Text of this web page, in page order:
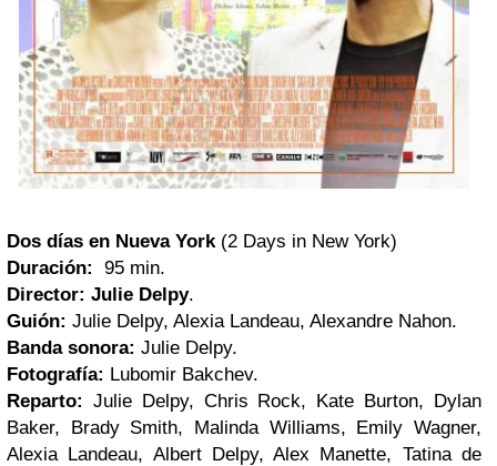
Dos días en Nueva York(2 Days in New York)
Duración:
95 min.
Director: Julie Delpy.
Guión: Julie Delpy, Alexia Landeau, Alexandre Nahon.
Banda sonora: Julie Delpy.
Fotografía: Lubomir Bakchev.
Reparto: Julie Delpy, Chris Rock, Kate Burton, Dylan
Baker, Brady Smith, Malinda Williams, Emily Wagner,
Alexia Landeau, Albert Delpy, Alex Manette, Tatina de